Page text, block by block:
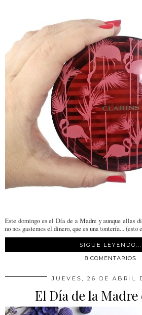
Este domingo es el Día de a Madre y aunque ellas
no nos gastemos el dinero, que es una tontería... (esto
SIGUE LEYENDO...
8 COMENTARIOS
JUEVES, 26 DE ABRIL
El Día de la